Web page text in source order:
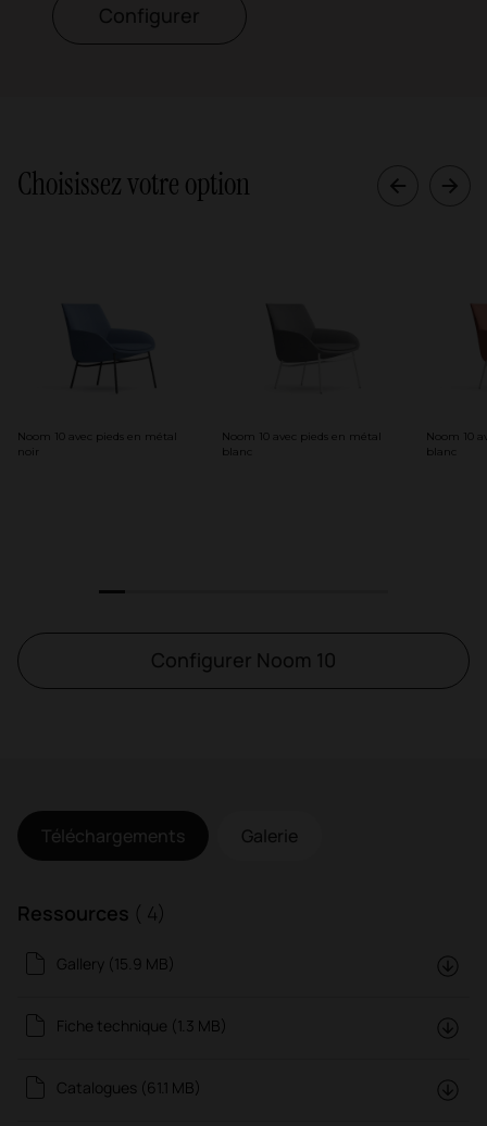
Configurer
Choisissez votre option
Noom 10 avec pieds en métal
noir
Noom 10 avec pieds en métal
blanc
Noom 10
blanc
Configurer Noom 10
Téléchargements Galerie
Ressources ( 4)
Gallery (15.9 MB)
Fiche technique (1.3 MB)
Catalogues (61.1 MB)